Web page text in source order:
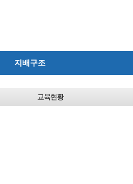
지배구조
교육현황